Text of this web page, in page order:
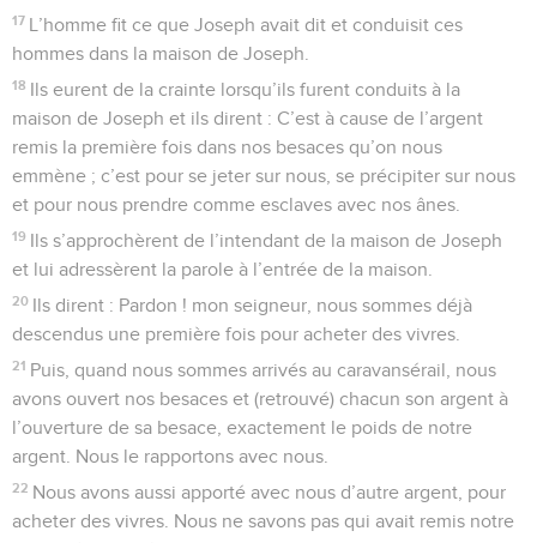
17 L’homme fit ce que Joseph avait dit et conduisit ces
hommes dans la maison de Joseph.
18 Ils eurent de la crainte lorsqu’ils furent conduits à la
maison de Joseph et ils dirent : C’est à cause de l’argent
remis la première fois dans nos besaces qu’on nous
emmène ; c’est pour se jeter sur nous, se précipiter sur nous
et pour nous prendre comme esclaves avec nos ânes.
19 Ils s’approchèrent de l’intendant de la maison de Joseph
et lui adressèrent la parole à l’entrée de la maison.
20 Ils dirent : Pardon ! mon seigneur, nous sommes déjà
descendus une première fois pour acheter des vivres.
21 Puis, quand nous sommes arrivés au caravansérail, nous
avons ouvert nos besaces et (retrouvé) chacun son argent à
l’ouverture de sa besace, exactement le poids de notre
argent. Nous le rapportons avec nous.
22 Nous avons aussi apporté avec nous d’autre argent, pour
acheter des vivres. Nous ne savons pas qui avait remis notre